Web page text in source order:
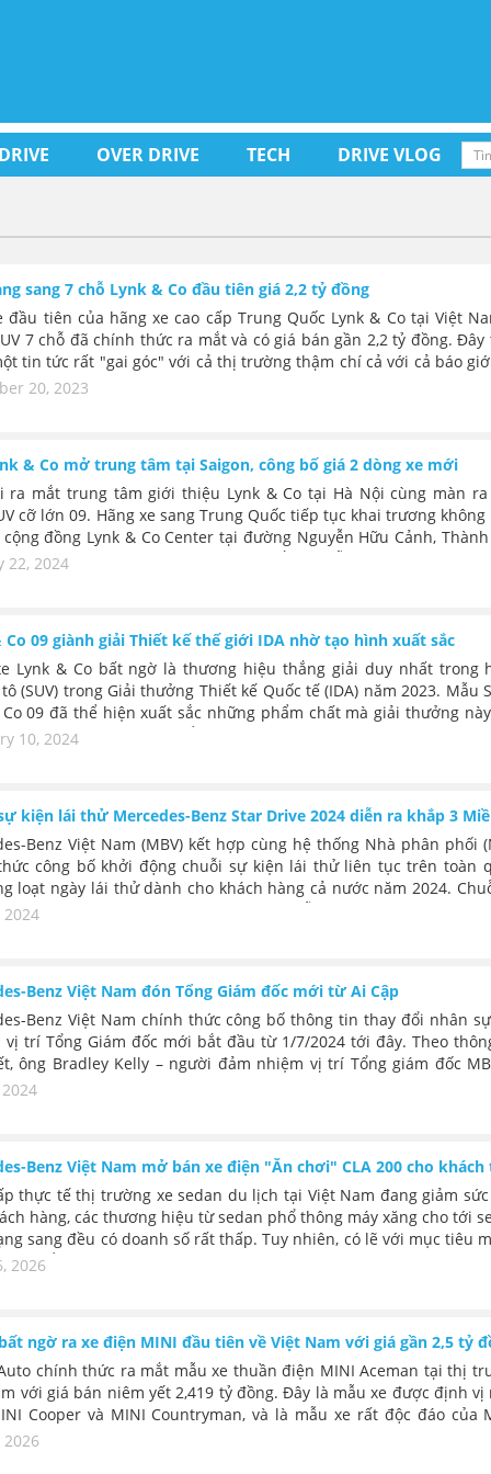
OVER DRIVE TECH
DRIVE VLOG
sang 7 chỗ Lynk & Co đầu tiên giá 2,2 tỷ đồng
đầu tiên của hãng xe cao cấp Trung Quốc Lynk & Co tại Việt
7 chỗ đã chính thức ra mắt và có giá bán gần 2,2 tỷ đồng. Đây
tin tức rất "gai góc" với cả thị trường thậm chí cả với cả báo
gía được đặt cao của xe Trung Quốc khi so với những thương
các hãng xe châu Âu.
20, 2023
& Co mở trung tâm tại Saigon, công bố giá 2 dòng xe mới
ra mắt trung tâm giới thiệu Lynk & Co tại Hà Nội cùng màn
cỡ lớn 09. Hãng xe sang Trung Quốc tiếp tục khai trương không
đồng Lynk & Co Center tại đường Nguyễn Hữu Cảnh,
Đồng thời hãng cũng cho ra mắt 02 mẫu xe SUV cỡ vừa;
22, 2024
Co 09 giành giải Thiết kế thế giới IDA nhờ tạo hình xuất sắc
Lynk & Co bất ngờ là thương hiệu thắng giải duy nhất trong
(SUV) trong Giải thưởng Thiết kế Quốc tế (IDA) năm 2023. Mẫu
Co 09 đã thể hiện xuất sắc những phẩm chất mà giải thưởng
phương tiện di chuyển hòa nhập và mô phỏng tốt nhất thế
10, 2024
kiện lái thử Mercedes-Benz Star Drive 2024 diễn ra khắp 3
Benz Việt Nam (MBV) kết hợp cùng hệ thống Nhà phân phối
công bố khởi động chuỗi sự kiện lái thử liên tục trên toàn
loạt ngày lái thử dành cho khách hàng cả nước năm 2024.
Benz Star Drive 2024 sẽ được diễn ra từ tháng 04 đến
Benz Việt Nam đón Tổng Giám đốc mới từ Ai Cập
Benz Việt Nam chính thức công bố thông tin thay đổi nhân
vị trí Tổng Giám đốc mới bắt đầu từ 1/7/2024 tới đây. Theo
ông Bradley Kelly – người đảm nhiệm vị trí Tổng giám đốc
nhiệm kỳ của mình tại Việt Nam. Người thay thế ông Bradley
Benz Việt Nam mở bán xe điện "Ăn chơi" CLA 200 cho khách
thực tế thị trường xe sedan du lịch tại Việt Nam đang giảm
hàng, các thương hiệu từ sedan phổ thông máy xăng cho tới
sang đều có doanh số rất thấp. Tuy nhiên, có lẽ với mục tiêu
có thể tạo sức thu hút thế hệ khách hàng trẻ cao cấp mới cho
2026
ngờ ra xe điện MINI đầu tiên về Việt Nam với giá gần 2,5 tỷ
chính thức ra mắt mẫu xe thuần điện MINI Aceman tại thị
với giá bán niêm yết 2,419 tỷ đồng. Đây là mẫu xe được định vị
Cooper và MINI Countryman, và là mẫu xe rất độc đáo của
cả dòng xe điện khá hiếm này về, đã đánh dấu bước đi đầu
2026